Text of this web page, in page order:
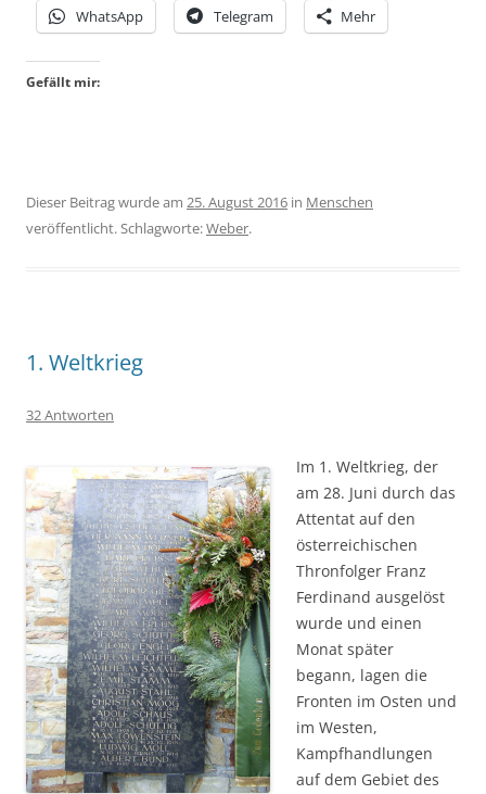
WhatsApp Telegram Mehr
Gefällt mir:
Dieser Beitrag wurde am 25. August 2016 in Menschen
veröffentlicht. Schlagworte:Weber.
1. Weltkrieg
32 Antworten
Im 1. Weltkrieg, der
am 28. Juni durch das
Attentat auf den
österreichischen
Thronfolger Franz
Ferdinand ausgelöst
wurde und einen
Monat später
begann, lagen die
Fronten im Osten und
im Westen,
Kampfhandlungen
auf dem Gebiet des